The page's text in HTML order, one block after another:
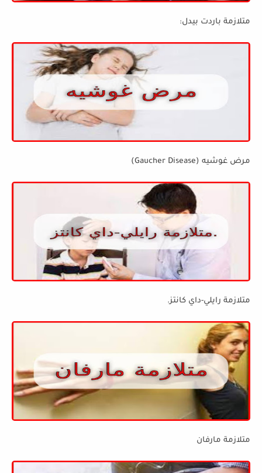
متلازمة باردت بيدل:
مرض غوشيه (Gaucher Disease)
متلازمة رايلي-داي كانتز.
متلازمة مارفان